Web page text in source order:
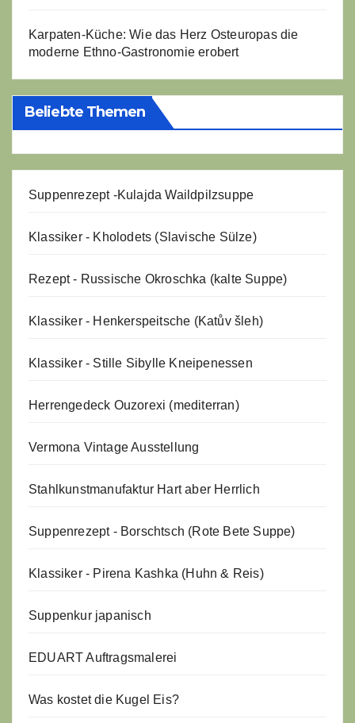
Karpaten-Küche: Wie das Herz Osteuropas die
moderne Ethno-Gastronomie erobert
Beliebte Themen
Suppenrezept -Kulajda Waildpilzsuppe
Klassiker - Kholodets (Slavische Sülze)
Rezept - Russische Okroschka (kalte Suppe)
Klassiker - Henkerspeitsche (Katův šleh)
Klassiker - Stille Sibylle Kneipenessen
Herrengedeck Ouzorexi (mediterran)
Vermona Vintage Ausstellung
Stahlkunstmanufaktur Hart aber Herrlich
Suppenrezept - Borschtsch (Rote Bete Suppe)
Klassiker - Pirena Kashka (Huhn & Reis)
Suppenkur japanisch
EDUART Auftragsmalerei
Was kostet die Kugel Eis?